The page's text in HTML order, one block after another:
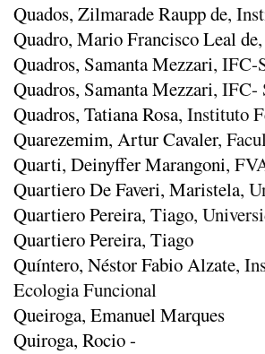
Quados, Zilmarade Raupp de,
Quadro, Mario Francisco Leal de
Quadros, Samanta Mezzari, IFC-
Quadros, Samanta Mezzari, IFC-
Quadros, Tatiana Rosa, Instituto
Quarezemim, Artur Cavaler,
Quarti, Deinyffer Marangoni,
Quartiero De Faveri, Maristela,
Quartiero Pereira, Tiago,
Quartiero Pereira, Tiago
Quíntero, Néstor Fabio Alzate,
Ecologia Funcional
Queiroga, Emanuel Marques
Quiroga, Rocio -